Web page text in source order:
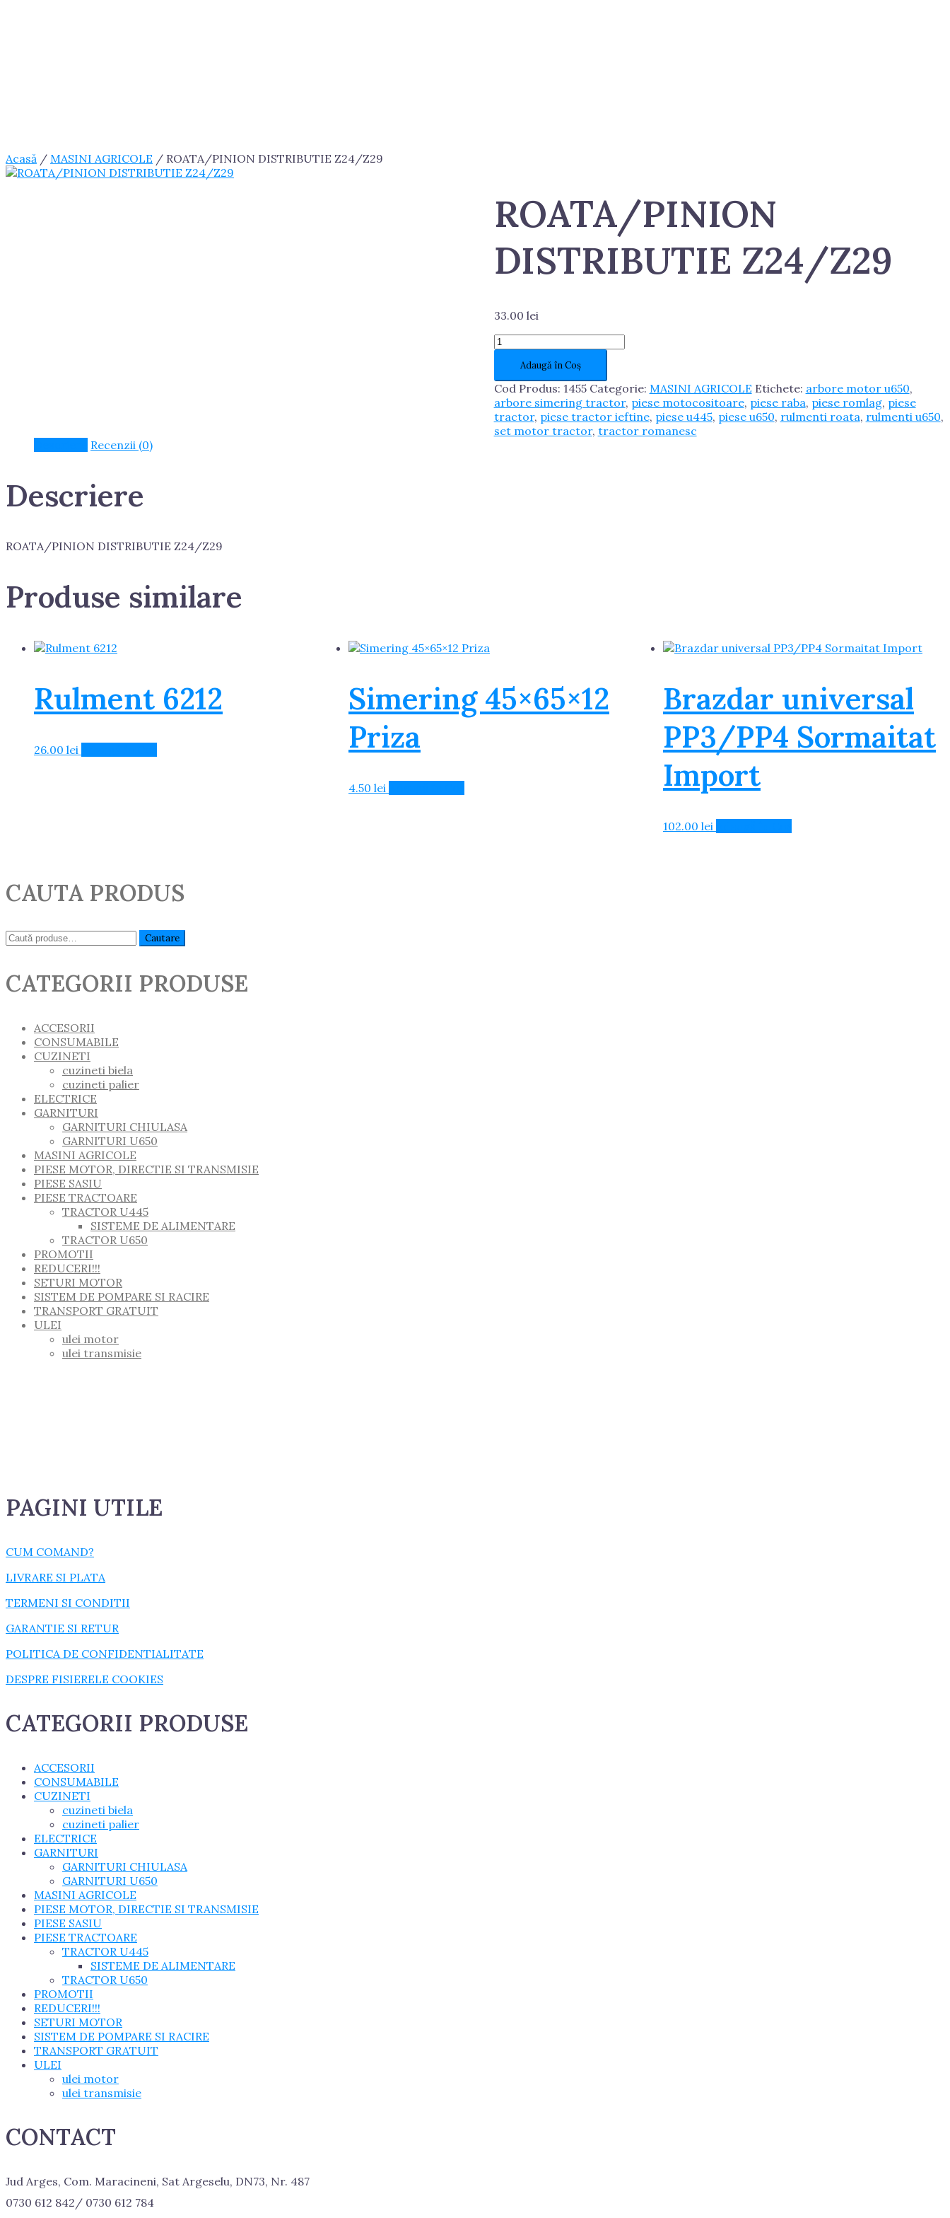
Acasă / MASINI AGRICOLE / ROATA/PINION DISTRIBUTIE Z24/Z29
ROATA/PINION
DISTRIBUTIE Z24/Z29
33.00 lei
Cantitate
ROATA/PINION
DISTRIBUTIE
Z24/Z29
Adaugă în Coș
Cod Produs: 1455 Categorie: MASINI AGRICOLE Etichete: arbore motor u650,
arbore simering tractor, piese motocositoare, piese raba, piese romlag, piese
tractor, piese tractor ieftine, piese u445, piese u650, rulmenti roata, rulmenti u650,
set motor tractor, tractor romanesc
Recenzii (0)
Descriere
ROATA/PINION DISTRIBUTIE Z24/Z29
Produse similare
Rulment 6212
26.00 lei
Simering 45×65×12
Priza
4.50 lei
Brazdar universal
PP3/PP4 Sormaitat
Import
102.00 lei
CAUTA PRODUS
Caută: Cautare
CATEGORII PRODUSE
ACCESORII
CONSUMABILE
CUZINETI
cuzineti biela
cuzineti palier
ELECTRICE
GARNITURI
GARNITURI CHIULASA
GARNITURI U650
MASINI AGRICOLE
PIESE MOTOR, DIRECTIE SI TRANSMISIE
PIESE SASIU
PIESE TRACTOARE
TRACTOR U445
SISTEME DE ALIMENTARE
TRACTOR U650
PROMOTII
REDUCERI!!!
SETURI MOTOR
SISTEM DE POMPARE SI RACIRE
TRANSPORT GRATUIT
ULEI
ulei motor
ulei transmisie
PAGINI UTILE
CUM COMAND?
LIVRARE SI PLATA
TERMENI SI CONDITII
GARANTIE SI RETUR
POLITICA DE CONFIDENTIALITATE
DESPRE FISIERELE COOKIES
CATEGORII PRODUSE
ACCESORII
CONSUMABILE
CUZINETI
cuzineti biela
cuzineti palier
ELECTRICE
GARNITURI
GARNITURI CHIULASA
GARNITURI U650
MASINI AGRICOLE
PIESE MOTOR, DIRECTIE SI TRANSMISIE
PIESE SASIU
PIESE TRACTOARE
TRACTOR U445
SISTEME DE ALIMENTARE
TRACTOR U650
PROMOTII
REDUCERI!!!
SETURI MOTOR
SISTEM DE POMPARE SI RACIRE
TRANSPORT GRATUIT
ULEI
ulei motor
ulei transmisie
CONTACT
Jud Arges, Com. Maracineni, Sat Argeselu, DN73, Nr. 487
0730 612 842/ 0730 612 784